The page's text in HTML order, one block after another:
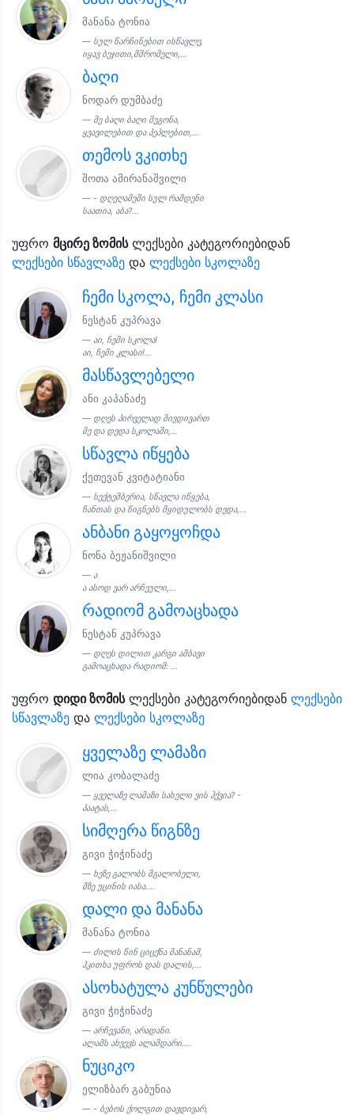
მანანა ტონია
სულ წარჩინებით ისწავლე,
იყავ ბეჯითი,მშრომელი,...
ბაღი
ნოდარ დუმბაძე
მე ბაღი ბაღი მეგონა,
ყვავილებით და პეპლებით,...
თემოს ვკითხე
შოთა ამირანაშვილი
- დღეღამეში სულ რამდენი
საათია, აბა?...
უფრო მცირე ზომისლექსები კატეგორიებიდან
ლექსები სწავლაზე და ლექსები სკოლაზე
ჩემი სკოლა, ჩემი კლასი
ნესტან კუპრავა
აი, ჩემი სკოლა!
აი, ჩემი კლასი!...
მასწავლებელი
ანი კაპანაძე
დღეს პირველად მივდივართ
მე და დედა სკოლაში,...
სწავლა იწყება
ქეთევან კვიტატიანი
სექტემბერია, სწავლა იწყება,
ჩანთას და წიგნებს მყიდულობს დედა,...
ანბანი გაყოყოჩდა
ნონა ბეჟანიშვილი
ა
ა ასოდ ვარ არჩეული,...
რადიომ გამოაცხადა
ნესტან კუპრავა
დღეს დილით კარგი ამბავი
გამოაცხადა რადიომ: ...
უფრო დიდი ზომისლექსები კატეგორიებიდან ლექსები
სწავლაზე და ლექსები სკოლაზე
ყველაზე ლამაზი
ლია კობალაძე
ყველაზე ლამაზი სახელი ვის ჰქვია? -
პაატას,...
სიმღერა წიგნზე
გივი ჭიჭინაძე
ხეზე გალობს მგალობელი,
მზე უცინის იასა....
დალი და მანანა
მანანა ტონია
ძილის წინ ციცქნა მანანამ,
ჰკითხა უფროს დას დალის,...
ასოხატულა კუნწულები
გივი ჭიჭინაძე
არჩევანი, არადანი.
ალამს ახვევს ალამდარი....
ნუციკო
ელიზბარ გაბუნია
- ბებოს ქოლგით დავდივარ,